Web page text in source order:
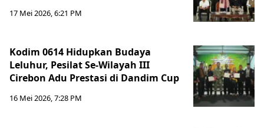
17 Mei 2026, 6:21 PM
Kodim 0614 Hidupkan Budaya
Leluhur, Pesilat Se-Wilayah III
Cirebon Adu Prestasi di Dandim Cup
16 Mei 2026, 7:28 PM